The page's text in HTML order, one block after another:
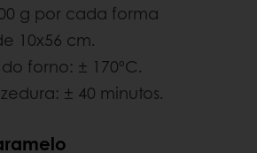
g por cada forma
10x56 cm.
forno: ± 170ºC.
± 40 minutos.